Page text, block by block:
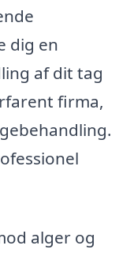
dig en
af dit tag
firma,
alger og